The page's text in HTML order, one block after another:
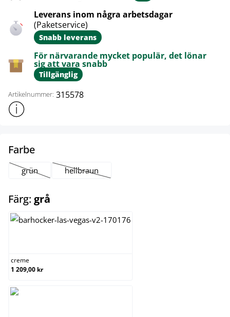
Leverans inom några arbetsdagar
(Paketservice)
Snabb leverans
För närvarande mycket populär, det lönar
sig att vara snabb
Tillgänglig
Artikelnummer: 315578
Visa mer produktinformation
Farbeselect
grün
(Det här alternativet är för närvarande inte tillgängligt.)
hellbraun
(Det här alternativet är för närvarande inte
Färg: grå
creme
1 209,00 kr